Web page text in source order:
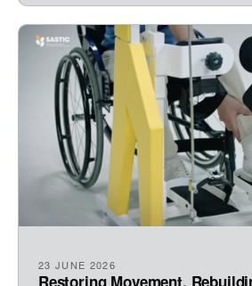
23 JUNE 2026
Restoring Movement,